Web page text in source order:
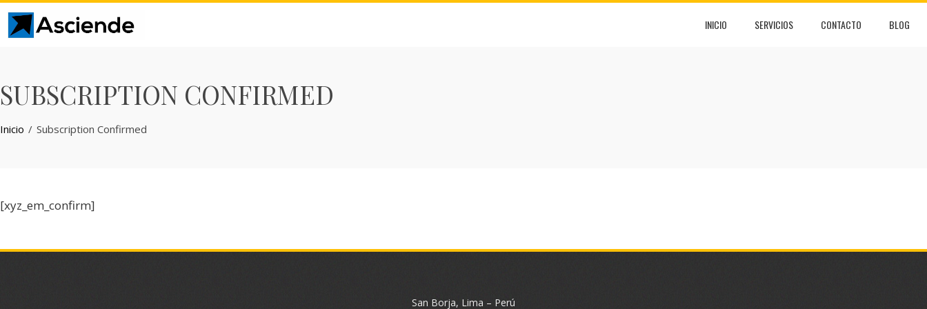
Skip
INICIO SERVICIOS CONTACTO BLOG
SUBSCRIPTION CONFIRMED
Inicio Subscription Confirmed
[xyz_em_confirm]
San Borja, Lima – Perú